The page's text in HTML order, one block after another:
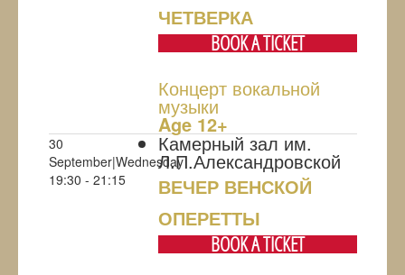
ЧЕТВЕРКА
BOOK A TICKET
Концерт вокальной
музыки
Age 12+
30
September|Wednesday
19:30 - 21:15
Камерный зал им.
Л.П.Александровской
ВЕЧЕР ВЕНСКОЙ
ОПЕРЕТТЫ
BOOK A TICKET